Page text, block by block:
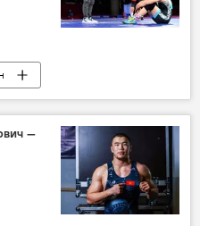
Олимпиада-2020
оюндары
—